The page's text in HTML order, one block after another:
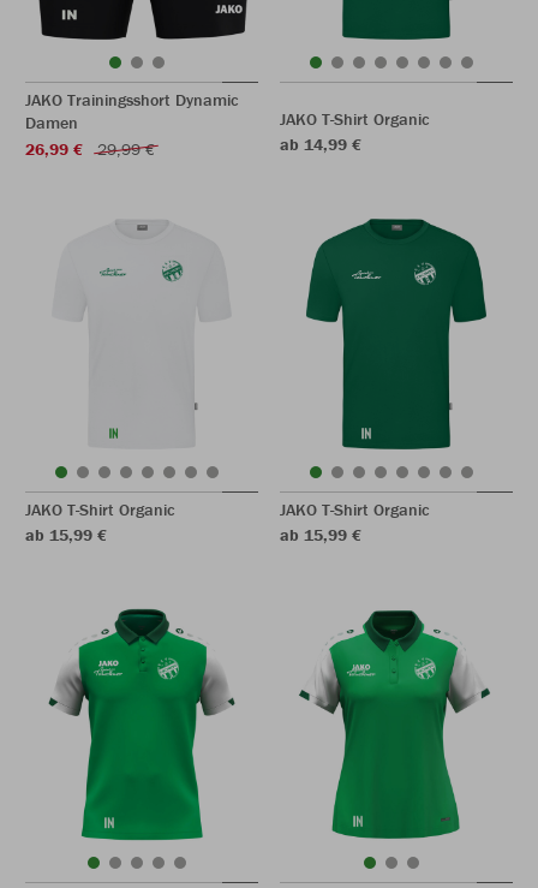
JAKO Trainingsshort Dynamic
Damen
26,99 €
29,99 €
JAKO T-Shirt Organic
ab 14,99 €
JAKO T-Shirt Organic
ab 15,99 €
JAKO T-Shirt Organic
ab 15,99 €